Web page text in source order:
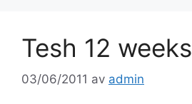
Tesh 12 weeks
03/06/2011 av admin